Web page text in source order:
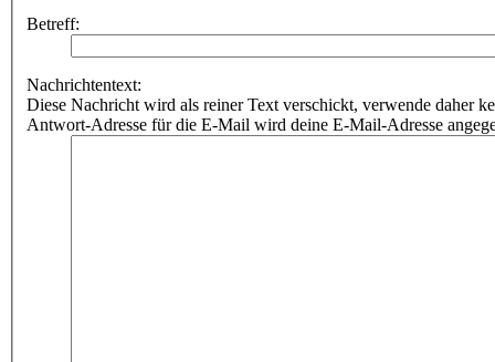
Betreff:
Nachrichtentext:
Diese Nachricht wird als reiner Text verschickt, verwende daher
Antwort-Adresse für die E-Mail wird deine E-Mail-Adresse